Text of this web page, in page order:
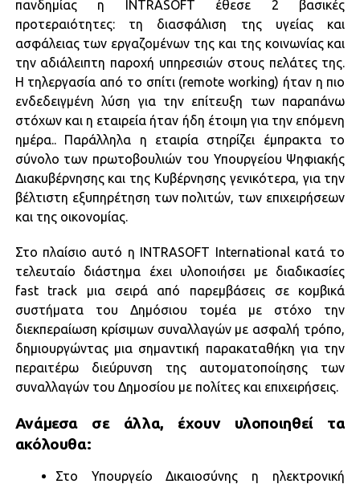
πανδημίας η INTRASOFT έθεσε 2 βασικές
προτεραιότητες: τη διασφάλιση της υγείας και
ασφάλειας των εργαζομένων της και της κοινωνίας και
την αδιάλειπτη παροχή υπηρεσιών στους πελάτες της.
Η τηλεργασία από το σπίτι (remote working) ήταν η πιο
ενδεδειγμένη λύση για την επίτευξη των παραπάνω
στόχων και η εταιρεία ήταν ήδη έτοιμη για την επόμενη
ημέρα.. Παράλληλα η εταιρία στηρίζει έμπρακτα το
σύνολο των πρωτοβουλιών του Υπουργείου Ψηφιακής
Διακυβέρνησης και της Κυβέρνησης γενικότερα, για την
βέλτιστη εξυπηρέτηση των πολιτών, των επιχειρήσεων
και της οικονομίας.
Στο πλαίσιο αυτό η INTRASOFT International κατά το
τελευταίο διάστημα έχει υλοποιήσει με διαδικασίες
fast track μια σειρά από παρεμβάσεις σε κομβικά
συστήματα του Δημόσιου τομέα με στόχο την
διεκπεραίωση κρίσιμων συναλλαγών με ασφαλή τρόπο,
δημιουργώντας μια σημαντική παρακαταθήκη για την
περαιτέρω διεύρυνση της αυτοματοποίησης των
συναλλαγών του Δημοσίου με πολίτες και επιχειρήσεις.
Ανάμεσα σε άλλα, έχουν υλοποιηθεί τα
ακόλουθα:
Στο Υπουργείο Δικαιοσύνης η ηλεκτρονική